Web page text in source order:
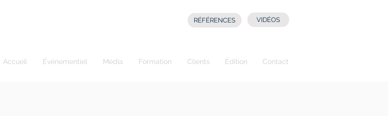
RÉFÉRENCES VIDÉOS
Accueil Événementiel Média Formation Clients Édition Contact